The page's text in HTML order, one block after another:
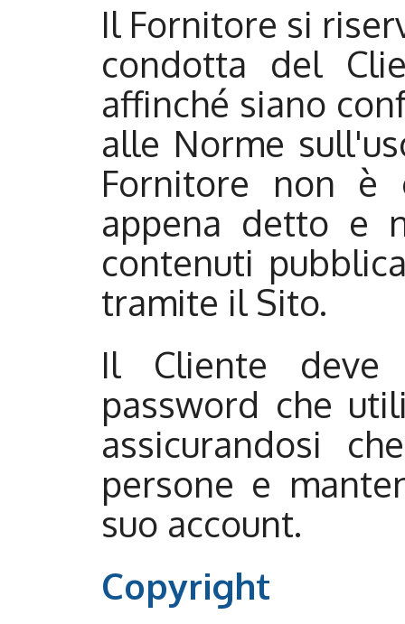
Il Fornitore si
condotta del
affinché siano
alle Norme
Fornitore non è
appena detto e
contenuti
tramite il Sito.
Il Cliente deve
password che
assicurandosi
persone e
suo account.
Copyright